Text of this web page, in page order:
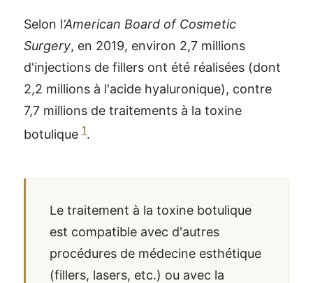
Selon l‘American Board of Cosmetic
Surgery, en 2019, environ 2,7 millions
d'injections de fillers ont été réalisées (dont
2,2 millions à l'acide hyaluronique), contre
7,7 millions de traitements à la toxine
botulique 1.
Le traitement à la toxine botulique
est compatible avec d'autres
procédures de médecine esthétique
(fillers, lasers, etc.) ou avec la